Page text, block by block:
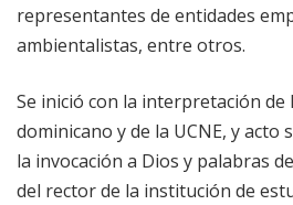
representantes de entidades
ambientalistas, entre otros.
Se inició con la interpretación
dominicano y de la UCNE, y acto
la invocación a Dios y palabras
del rector de la institución de